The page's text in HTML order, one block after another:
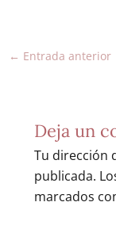
← Entrada anterior
Deja un
Tu dirección
publicada.
marcados